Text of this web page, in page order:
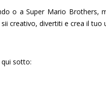
o a Super Mario Brothers,
creativo, divertiti e crea il tuo
sotto: